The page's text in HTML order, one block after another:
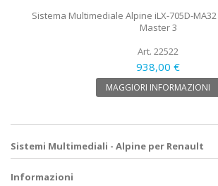
Sistema Multimediale Alpine iLX-705D-
Master 3
Art. 22522
938,00 €
MAGGIORI INFORMAZIONI
Sistemi Multimediali - Alpine per Renault
Informazioni